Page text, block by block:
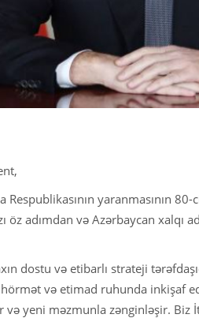
yaranmasının
öz adımdan və Azərbaycan xalqı
dostu və etibarlı strateji
hörmət və etimad ruhunda inkişaf
və yeni məzmunla zənginləşir.